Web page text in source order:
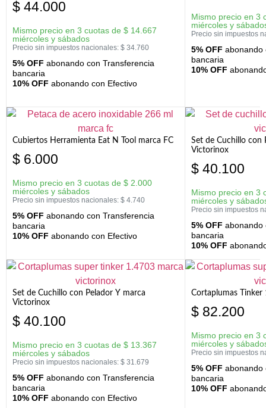
$ 44.000
Mismo precio en 3 cuotas de $ 14.667
miércoles y sábados
Precio sin impuestos nacionales: $ 34.760
5% OFF abonando con Transferencia
bancaria
10% OFF abonando con Efectivo
Mismo precio en 3
miércoles y
Precio sin impuestos
5% OFF abonando
bancaria
10% OFF
Cubiertos Herramienta Eat N Tool marca FC
$ 6.000
Mismo precio en 3 cuotas de $ 2.000
miércoles y sábados
Precio sin impuestos nacionales: $ 4.740
5% OFF abonando con Transferencia
bancaria
10% OFF abonando con Efectivo
Set de Cuchillo con
Victorinox
$ 40.100
Mismo precio en 3
miércoles y
Precio sin impuestos
5% OFF abonando
bancaria
10% OFF
Set de Cuchillo con Pelador Y marca
Victorinox
$ 40.100
Mismo precio en 3 cuotas de $ 13.367
miércoles y sábados
Precio sin impuestos nacionales: $ 31.679
5% OFF abonando con Transferencia
bancaria
10% OFF abonando con Efectivo
Cortaplumas
$ 82.200
Mismo precio en 3
miércoles y
Precio sin impuestos
5% OFF abonando
bancaria
10% OFF